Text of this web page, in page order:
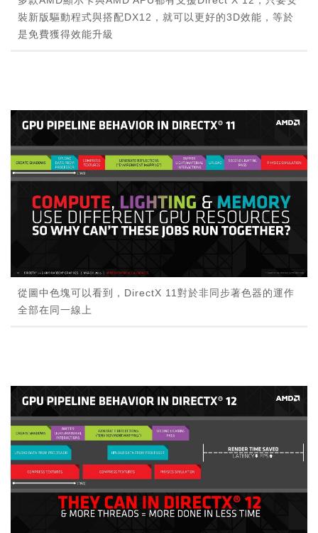
裝新版驅動程式與搭配DX12，就可以更好的3D效能，等於
是免費獲得效能升級
從圖中色塊可以看到，DirectX 11對於非同步著色器的運作
全部在同一線上